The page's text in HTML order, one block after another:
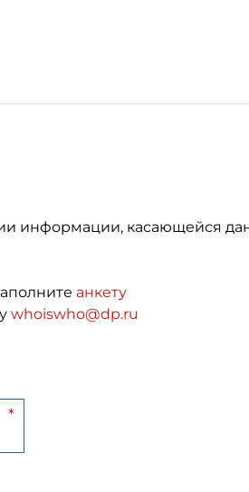
информации, касающейся
анкету
whoiswho@dp.ru